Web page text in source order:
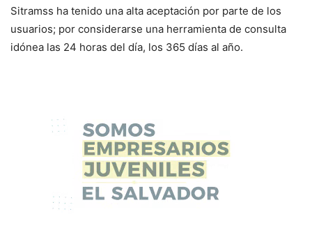
Sitramss ha tenido una alta aceptación por parte de los
usuarios; por considerarse una herramienta de consulta
idónea las 24 horas del día, los 365 días al año.